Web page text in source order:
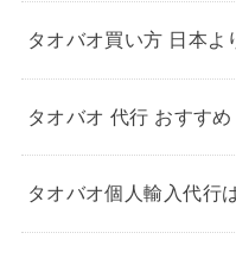
タオバオ買い方 日本よ
タオバオ 代行 おすす
タオバオ個人輸入代行